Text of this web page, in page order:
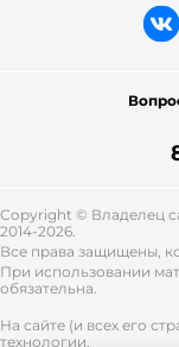
Copyright © Владелец
2014-2026.
Все права защищены,
При использовании
обязательна.
На сайте (и всех его
технологии.